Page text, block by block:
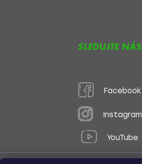
SLEDUJTE NÁS
Facebook
Instagram
YouTube